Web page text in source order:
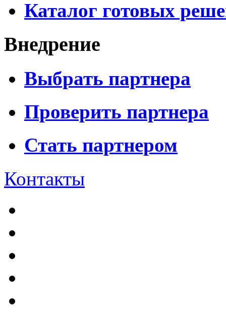
Каталог готовых
Внедрение
Выбрать партнера
Проверить партнера
Стать партнером
Контакты